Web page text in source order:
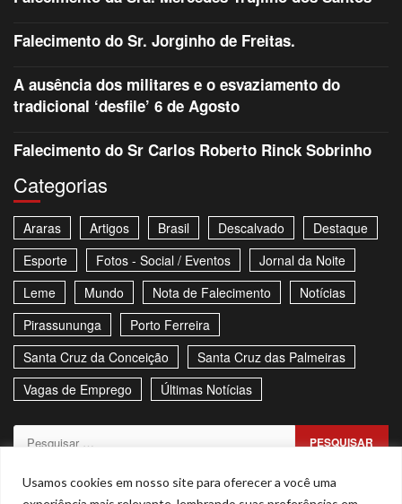
Usamos cookies em nosso site para oferecer a você uma
Falecimento do Sr. Jorginho de Freitas.
A ausência dos militares e o esvaziamento do
tradicional ‘desfile’ 6 de Agosto
Falecimento do Sr Carlos Roberto Rinck Sobrinho
Categorias
Araras Artigos Brasil Descalvado
Destaque
Esporte
Fotos - Social / Eventos
Jornal da Noite
Leme
Mundo Nota de Falecimento
Notícias
Pirassununga
Porto Ferreira
Santa Cruz da Conceição
Santa Cruz das Palmeiras
Vagas de Emprego
Últimas Notícias
Pesquisar
Sitemap Política de Privacidade Contato